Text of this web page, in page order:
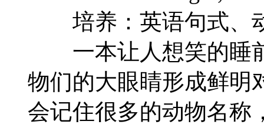
培养：英语句式、
一本让人想笑的睡
物们的大眼睛形成鲜明
会记住很多的动物名